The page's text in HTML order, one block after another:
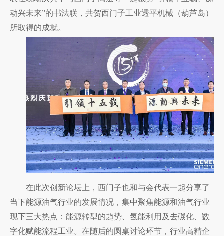
动兴未来”的书法联，共贺西门子工业透平机械（葫芦岛）
所取得的成就。
在此次创新论坛上，西门子也和与会代表一起分享了
当下能源油气行业的发展情况，集中聚焦能源和油气行业
现下三大热点：能源转型的趋势、氢能利用及去碳化、数
字化赋能流程工业。 在随后的圆桌讨论环节，行业高精企